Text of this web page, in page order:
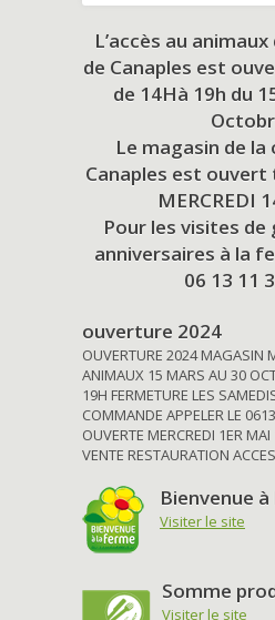
L’accès au
de Canaples est
de 14Hà 19h du
Le magasin de la
Canaples est ouvert
MERCREDI
Pour les visites de
anniversaires à la
06 13 11
ouverture 2024
OUVERTURE 2024 MAGASIN
ANIMAUX 15 MARS AU 30
19H FERMETURE LES
COMMANDE APPELER LE
OUVERTE MERCREDI 1ER
VENTE RESTAURATION
Bienvenue
Visiter le site
Somme
Visiter le site